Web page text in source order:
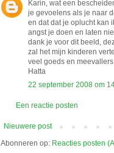
Karin, wat een
je gevoelens als je naar
en dat dat je oplucht kan
angst je doen en laten
dank je voor dit beeld,
zal het mijn kinderen
veel goeds en meevallers
Hatta
22 september 2008 om
Een reactie posten
Nieuwere post
Abonneren op: Reacties posten